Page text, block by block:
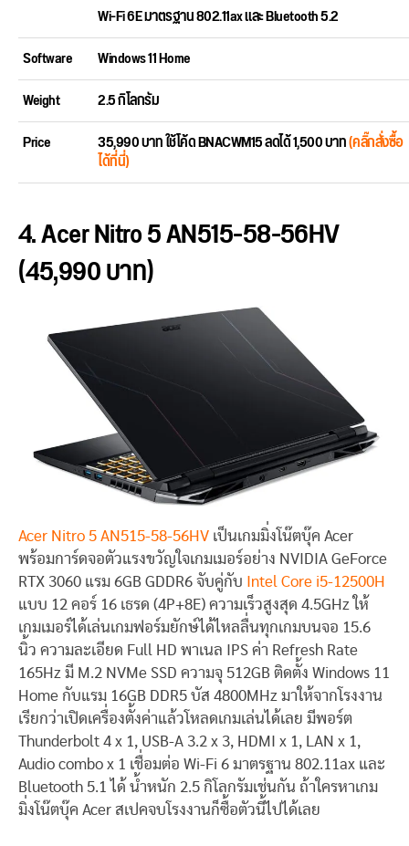
Wi-Fi 6E มาตรฐาน 802.11ax และ Bluetooth 5.2
Software
Windows 11 Home
Weight
2.5 กิโลกรัม
Price
35,990 บาท ใช้โค้ด BNACWM15 ลดได้ 1,500 บาท(คลิ๊กสั่งซื้อ
ได้ที่นี่)
4. Acer Nitro 5 AN515-58-56HV
(45,990 บาท)
Acer Nitro 5 AN515-58-56HV เป็นเกมมิ่งโน๊ตบุ๊ค Acer
พร้อมการ์ดจอตัวแรงขวัญใจเกมเมอร์อย่าง NVIDIA GeForce
RTX 3060 แรม 6GB GDDR6 จับคู่กับ
Intel Core i5-12500H
แบบ 12 คอร์ 16 เธรด (4P+8E) ความเร็วสูงสุด 4.5GHz ให้
เกมเมอร์ได้เล่นเกมฟอร์มยักษ์ได้ไหลลื่นทุกเกมบนจอ 15.6
นิ้ว ความละเอียด Full HD พาเนล IPS ค่า Refresh Rate
165Hz มี M.2 NVMe SSD ความจุ 512GB ติดตั้ง Windows 11
Home กับแรม 16GB DDR5 บัส 4800MHz มาให้จากโรงงาน
เรียกว่าเปิดเครื่องตั้งค่าแล้วโหลดเกมเล่นได้เลย มีพอร์ต
Thunderbolt 4 x 1, USB-A 3.2 x 3, HDMI x 1, LAN x 1,
Audio combo x 1 เชื่อมต่อ Wi-Fi 6 มาตรฐาน 802.11ax และ
Bluetooth 5.1 ได้ น้ำหนัก 2.5 กิโลกรัมเช่นกัน ถ้าใครหาเกม
มิ่งโน๊ตบุ๊ค Acer สเปคจบโรงงานก็ซื้อตัวนี้ไปได้เลย